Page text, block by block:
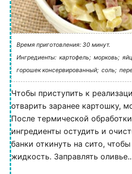
Время приготовления: 30 минут.
Ингредиенты: картофель; морковь;
горошек консервированный; соль;
Чтобы приступить к
отварить заранее картошку,
После термической
ингредиенты остудить и
банки откинуть на сито,
жидкость. Заправлять